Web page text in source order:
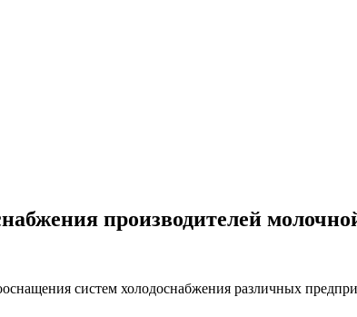
производителей
систем холодоснабжения различных